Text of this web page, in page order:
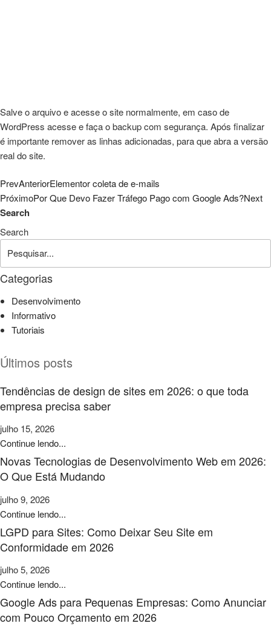
Salve o arquivo e acesse o site normalmente, em caso de
WordPress acesse e faça o backup com segurança. Após finalizar
é importante remover as linhas adicionadas, para que abra a versão
real do site.
PrevAnteriorElementor coleta de e-mails
PróximoPor Que Devo Fazer Tráfego Pago com Google Ads?Next
Search
Search
Categorias
Desenvolvimento
Informativo
Tutoriais
Últimos posts
Tendências de design de sites em 2026: o que toda
empresa precisa saber
julho 15, 2026
Continue lendo...
Novas Tecnologias de Desenvolvimento Web em 2026:
O Que Está Mudando
julho 9, 2026
Continue lendo...
LGPD para Sites: Como Deixar Seu Site em
Conformidade em 2026
julho 5, 2026
Continue lendo...
Google Ads para Pequenas Empresas: Como Anunciar
com Pouco Orçamento em 2026